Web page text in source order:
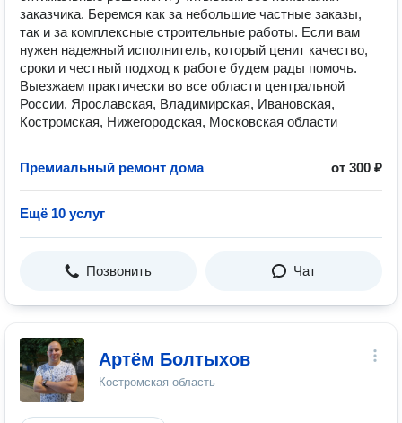
заказчика. Беремся как за небольшие частные заказы,
так и за комплексные строительные работы. Если вам
нужен надежный исполнитель, который ценит качество,
сроки и честный подход к работе будем рады помочь.
Выезжаем практически во все области центральной
России, Ярославская, Владимирская, Ивановская,
Костромская, Нижегородская, Московская области
Премиальный ремонт дома от 300 ₽
Ещё 10 услуг
Позвонить Чат
Артём Болтыхов
Костромская область